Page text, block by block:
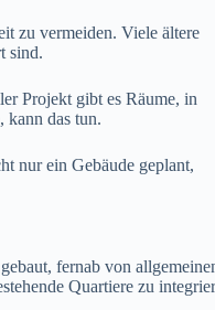
zu vermeiden. Viele ältere
sind.
Projekt gibt es Räume, in
kann das tun.
nur ein Gebäude geplant,
fernab von
Quartiere zu